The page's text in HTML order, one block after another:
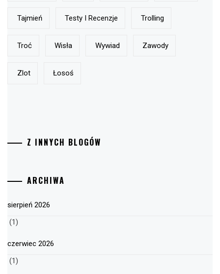
Tajmień Testy I Recenzje Trolling
Troć Wisła Wywiad Zawody
Zlot Łosoś
Z INNYCH BLOGÓW
ARCHIWA
sierpień 2026
(1)
czerwiec 2026
(1)